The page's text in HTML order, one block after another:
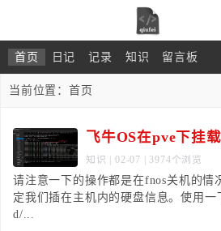
首页 日记 记录 知识 留言板
当前位置： 首页
飞牛OS在pve下挂
知识 | 02-07 | 3974个浏览
请注意一下的操作都是在fnos关机的情
定我们插在主机内的硬盘信息。使用
d/...